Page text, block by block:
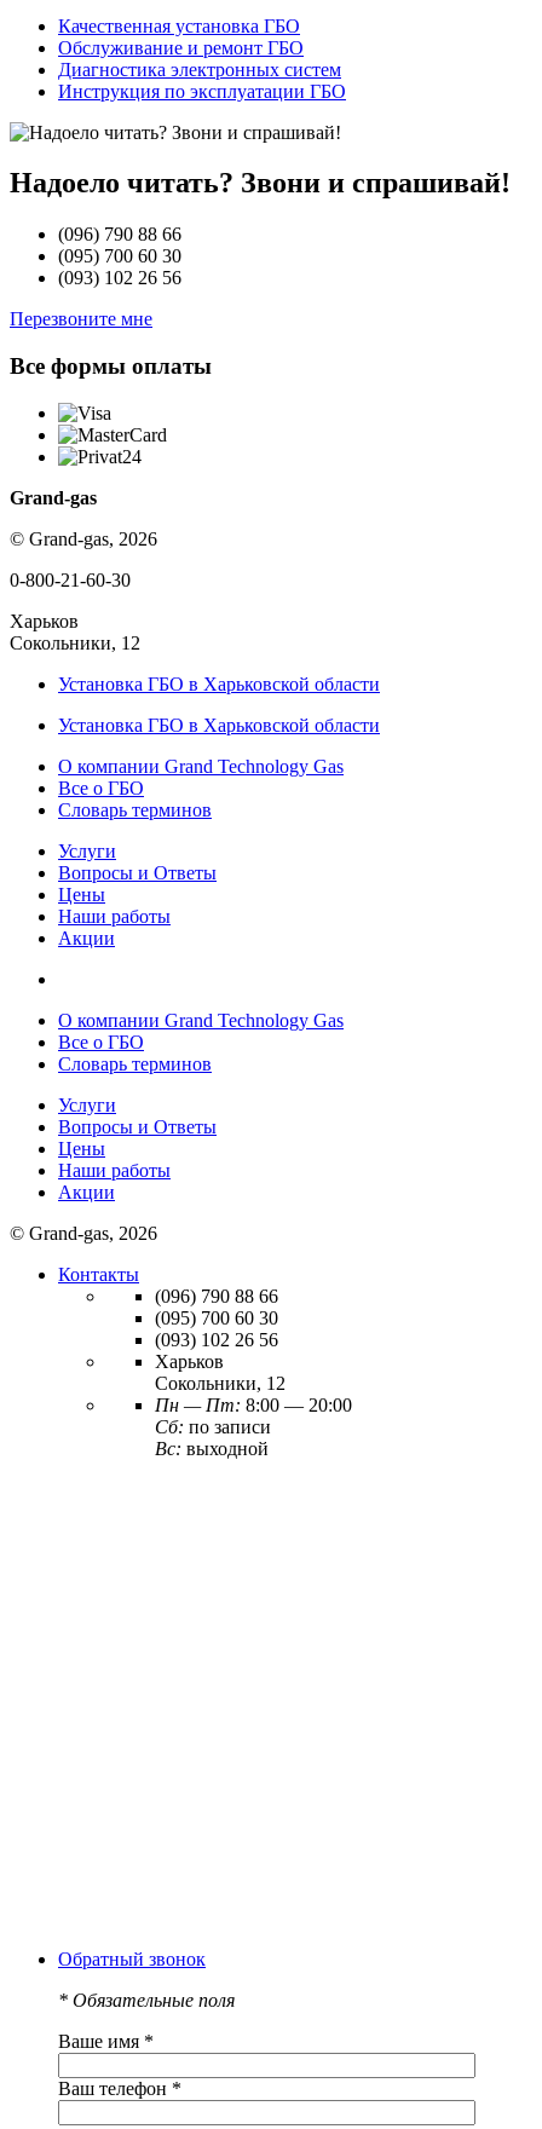
Качественная установка ГБО
Обслуживание и ремонт ГБО
Диагностика электронных систем
Инструкция по эксплуатации ГБО
Надоело читать? Звони и спрашивай!
(096) 790 88 66
(095) 700 60 30
(093) 102 26 56
Перезвоните мне
Все формы оплаты
Grand-gas
© Grand-gas, 2026
0-800-21-60-30
Харьков
Сокольники, 12
Установка ГБО в Харьковской области
Установка ГБО в Харьковской области
О компании Grand Technology Gas
Все о ГБО
Словарь терминов
Услуги
Вопросы и Ответы
Цены
Наши работы
Акции
О компании Grand Technology Gas
Все о ГБО
Словарь терминов
Услуги
Вопросы и Ответы
Цены
Наши работы
Акции
© Grand-gas, 2026
Контакты
(096) 790 88 66
(095) 700 60 30
(093) 102 26 56
Харьков
Сокольники, 12
Пн — Пт: 8:00 — 20:00
Сб: по записи
Вс: выходной
Обратный звонок
* Обязательные поля
Ваше имя *
Ваш телефон *